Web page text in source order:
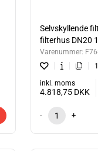
Selvskyllende
filterhus DN20
Varenummer:
inkl. moms
4.818,75 DKK
- +